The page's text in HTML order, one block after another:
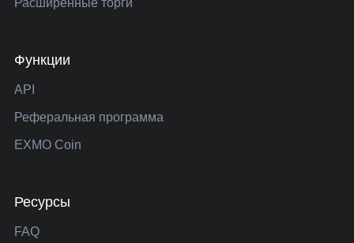
Расширенные торги
Функции
API
Реферальная программа
EXMO Coin
Ресурсы
FAQ